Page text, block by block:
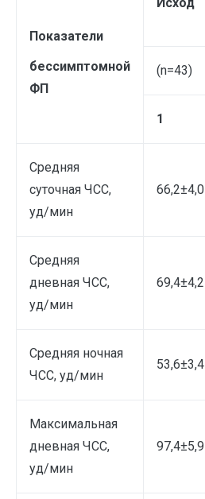
Показатели
бессимптомной
ФП
(n=43)
1
Средняя
суточная ЧСС,
уд/мин
66,2±4,0
Средняя
дневная ЧСС,
уд/мин
69,4±4,2
Средняя ночная
ЧСС, уд/мин
53,6±3,4
Максимальная
дневная ЧСС,
уд/мин
97,4±5,9